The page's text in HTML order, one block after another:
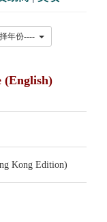
(English)
Kong Edition)